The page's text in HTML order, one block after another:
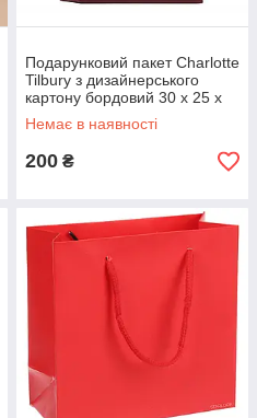
Подарунковий пакет Charlotte
Tilbury з дизайнерського
картону бордовий 30 x 25 x
10 см
Немає в наявності
200 ₴